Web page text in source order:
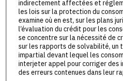
indirectement affectées et
les lois sur la protection du
examine où en est, sur les plans
l’évaluation du crédit pour les
se concentre sur la nécessité de
sur les rapports de solvabilité, un
impartial devant lequel les
interjeter appel pour corriger des
des erreurs contenues dans leur